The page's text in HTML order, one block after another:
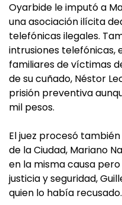
Oyarbide le imputó a
una asociación ilícita
telefónicas ilegales.
intrusiones telefónicas,
familiares de víctimas
de su cuñado, Néstor
prisión preventiva
mil pesos.
El juez procesó
de la Ciudad, Mariano
en la misma causa
justicia y seguridad,
quien lo había recusado.